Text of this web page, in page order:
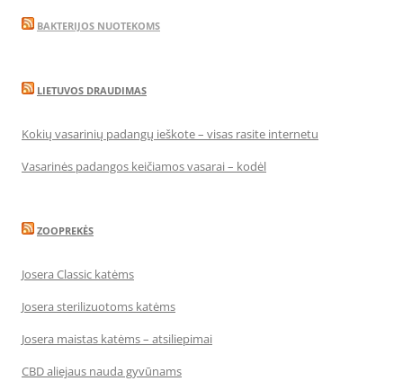
BAKTERIJOS NUOTEKOMS
LIETUVOS DRAUDIMAS
Kokių vasarinių padangų ieškote – visas rasite internetu
Vasarinės padangos keičiamos vasarai – kodėl
ZOOPREKĖS
Josera Classic katėms
Josera sterilizuotoms katėms
Josera maistas katėms – atsiliepimai
CBD aliejaus nauda gyvūnams